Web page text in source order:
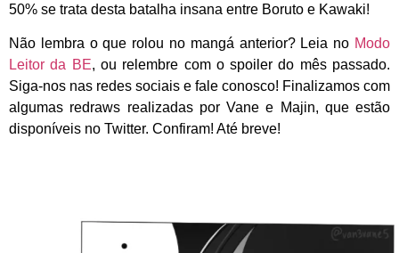
50% se trata desta batalha insana entre Boruto e Kawaki!
Não lembra o que rolou no mangá anterior? Leia no Modo
Leitor da BE, ou relembre com o spoiler do mês passado.
Siga-nos nas redes sociais e fale conosco! Finalizamos com
algumas redraws realizadas por Vane e Majin, que estão
disponíveis no Twitter. Confiram! Até breve!